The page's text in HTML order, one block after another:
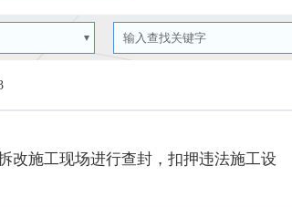
改施工现场进行查封，扣押违法施工设